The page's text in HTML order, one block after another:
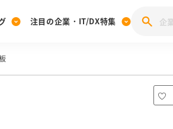
[27卒] 本選考体験記投稿キャンペーン
注目の企業・IT/DX特集